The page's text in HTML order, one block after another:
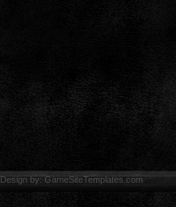
Design by: